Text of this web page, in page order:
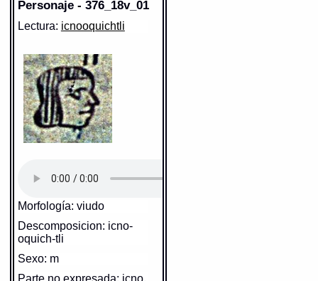
Personaje - 376_18v_01
Lectura: icnooquichtli
Morfología: viudo
Descomposicion: icno-
oquich-tli
Sexo: m